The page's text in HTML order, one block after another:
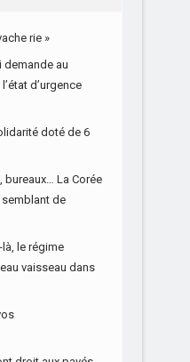
rie »
demande au
d’urgence
doté de 6
La Corée
semblant de
le régime
vaisseau dans